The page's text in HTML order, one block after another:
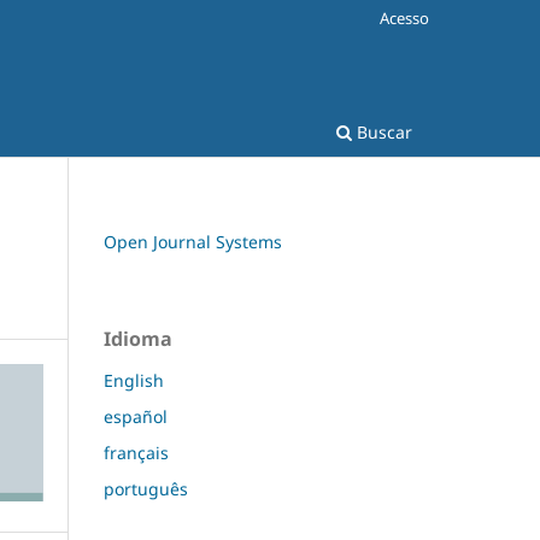
Buscar
Acesso
Open Journal Systems
Idioma
English
español
français
português